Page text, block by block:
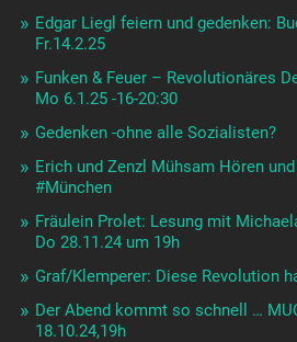
Edgar Liegl feiern und gedenken:
Fr.14.2.25
Funken & Feuer – Revolutionäres
Mo 6.1.25 -16-20:30
Gedenken -ohne alle Sozialisten?
Erich und Zenzl Mühsam Hören
#München
Fräulein Prolet: Lesung mit
Do 28.11.24 um 19h
Graf/Klemperer: Diese Revolution
Der Abend kommt so schnell …
18.10.24,19h